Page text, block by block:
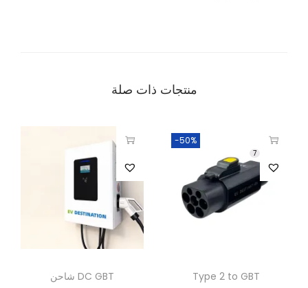
منتجات ذات صلة
شاحن DC GBT
-50%
7
Type 2 to GBT